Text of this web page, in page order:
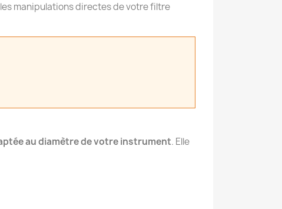
manipulations directes de votre filtre
au diamètre de votre instrument. Elle